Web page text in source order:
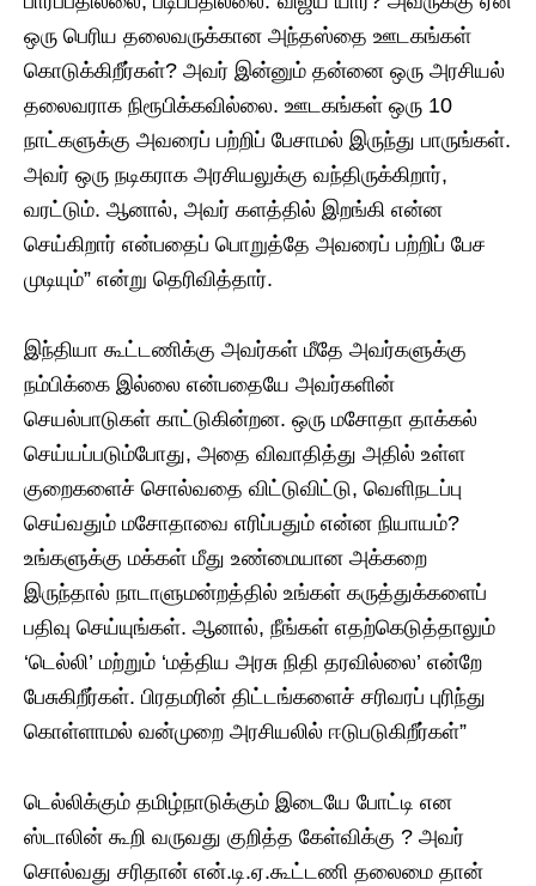
ஒரு பெரிய தலைவருக்கான அந்தஸ்தை ஊடகங்கள்
கொடுக்கிறீர்கள்? அவர் இன்னும் தன்னை ஒரு அரசியல்
தலைவராக நிரூபிக்கவில்லை. ஊடகங்கள் ஒரு 10
நாட்களுக்கு அவரைப் பற்றிப் பேசாமல் இருந்து பாருங்கள்.
அவர் ஒரு நடிகராக அரசியலுக்கு வந்திருக்கிறார்,
வரட்டும். ஆனால், அவர் களத்தில் இறங்கி என்ன
செய்கிறார் என்பதைப் பொறுத்தே அவரைப் பற்றிப் பேச
முடியும்” என்று தெரிவித்தார்.
இந்தியா கூட்டணிக்கு அவர்கள் மீதே அவர்களுக்கு
நம்பிக்கை இல்லை என்பதையே அவர்களின்
செயல்பாடுகள் காட்டுகின்றன. ஒரு மசோதா தாக்கல்
செய்யப்படும்போது, அதை விவாதித்து அதில் உள்ள
குறைகளைச் சொல்வதை விட்டுவிட்டு, வெளிநடப்பு
செய்வதும் மசோதாவை எரிப்பதும் என்ன நியாயம்?
உங்களுக்கு மக்கள் மீது உண்மையான அக்கறை
இருந்தால் நாடாளுமன்றத்தில் உங்கள் கருத்துக்களைப்
பதிவு செய்யுங்கள். ஆனால், நீங்கள் எதற்கெடுத்தாலும்
‘டெல்லி’ மற்றும் ‘மத்திய அரசு நிதி தரவில்லை’ என்றே
பேசுகிறீர்கள். பிரதமரின் திட்டங்களைச் சரிவரப் புரிந்து
கொள்ளாமல் வன்முறை அரசியலில் ஈடுபடுகிறீர்கள்”
டெல்லிக்கும் தமிழ்நாடுக்கும் இடையே போட்டி என
ஸ்டாலின் கூறி வருவது குறித்த கேள்விக்கு ? அவர்
சொல்வது சரிதான் என்.டி.ஏ.கூட்டணி தலைமை தான்